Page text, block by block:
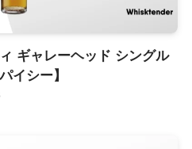
ギャレーヘッド シングル
イシー】